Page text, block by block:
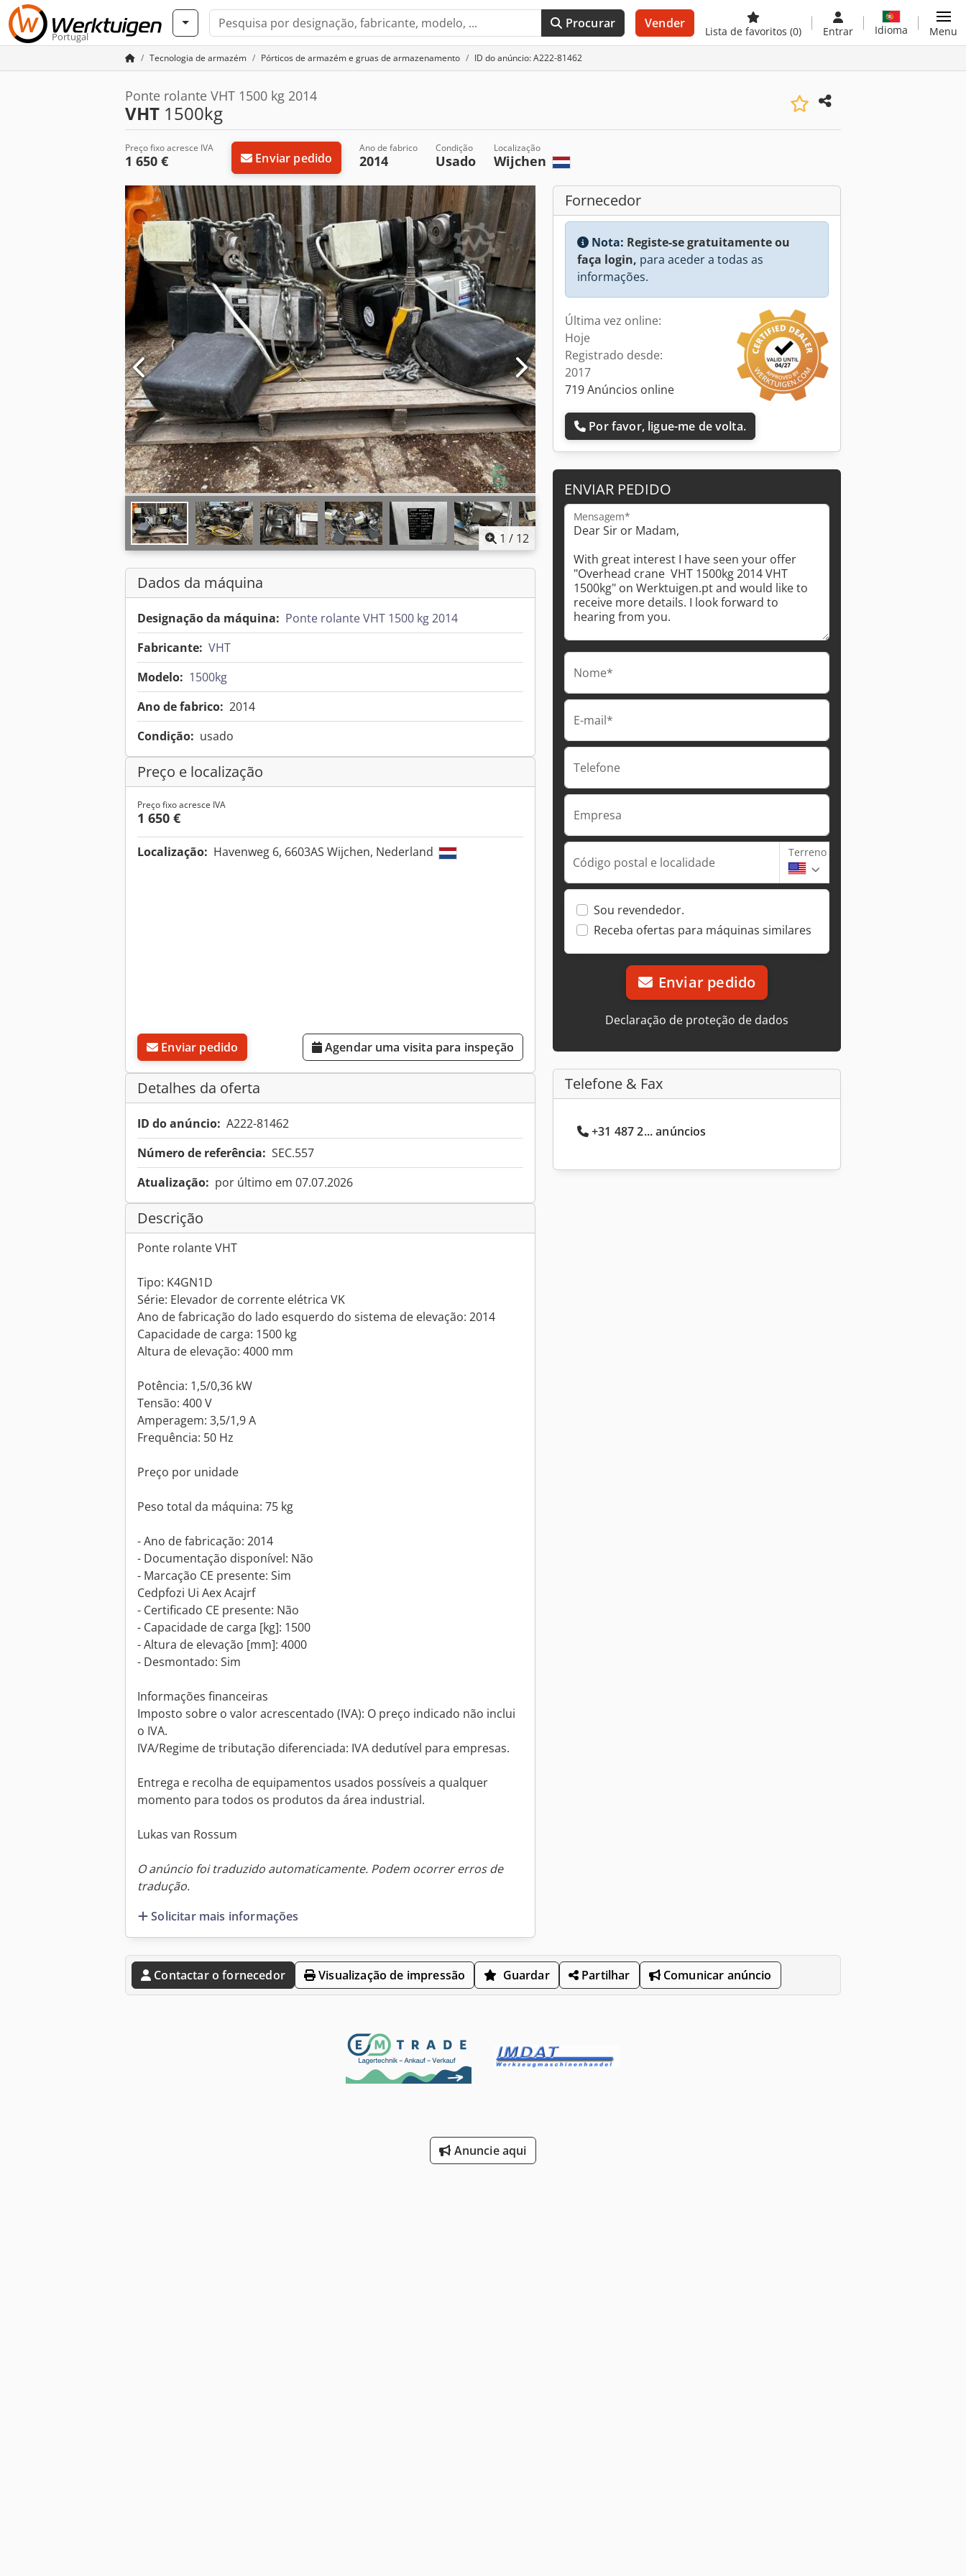
Portugal
Procurar Vender
Lista de favoritos (0) Entrar Idioma Menu
Tecnologia de armazém Pórticos de armazém e gruas de armazenamento ID do anúncio: A222-81462
Ponte rolante VHT 1500 kg 2014
VHT 1500kg
Preço fixo acresce IVA
1 650 € Enviar pedido
Ano de fabrico
2014
Condição
Usado
Localização
Wijchen
1 / 12
Dados da máquina
Designação da máquina: Ponte rolante VHT 1500 kg 2014
Fabricante: VHT
Modelo: 1500kg
Ano de fabrico: 2014
Condição: usado
Preço e localização
Preço fixo acresce IVA
1 650 €
Localização: Havenweg 6, 6603AS Wijchen, Nederland
Enviar pedido Agendar uma visita para inspeção
Detalhes da oferta
ID do anúncio: A222-81462
Número de referência: SEC.557
Atualização: por último em 07.07.2026
Descrição
Ponte rolante VHT
Tipo: K4GN1D
Série: Elevador de corrente elétrica VK
Ano de fabricação do lado esquerdo do sistema de elevação: 2014
Capacidade de carga: 1500 kg
Altura de elevação: 4000 mm
Potência: 1,5/0,36 kW
Tensão: 400 V
Amperagem: 3,5/1,9 A
Frequência: 50 Hz
Preço por unidade
Peso total da máquina: 75 kg
- Ano de fabricação: 2014
- Documentação disponível: Não
- Marcação CE presente: Sim
Cedpfozi Ui Aex Acajrf
- Certificado CE presente: Não
- Capacidade de carga [kg]: 1500
- Altura de elevação [mm]: 4000
- Desmontado: Sim
Informações financeiras
Imposto sobre o valor acrescentado (IVA): O preço indicado não inclui
o IVA.
IVA/Regime de tributação diferenciada: IVA dedutível para empresas.
Entrega e recolha de equipamentos usados possíveis a qualquer
momento para todos os produtos da área industrial.
Lukas van Rossum
O anúncio foi traduzido automaticamente. Podem ocorrer erros de
tradução.
Solicitar mais informações
Fornecedor
Nota: Registe-se gratuitamente ou
faça login, para aceder a todas as
informações.
Última vez online:
Hoje
Registrado desde:
2017
719 Anúncios online
Por favor, ligue-me de volta.
ENVIAR PEDIDO
Mensagem*
Nome*
E-mail*
Telefone
Empresa
Código postal e localidade
Terreno
Sou revendedor.
Receba ofertas para máquinas similares
Enviar pedido
Declaração de proteção de dados
Telefone & Fax
+31 487 2... anúncios
Contactar o fornecedor Visualização de impressão Guardar Partilhar Comunicar anúncio
Anuncie aqui